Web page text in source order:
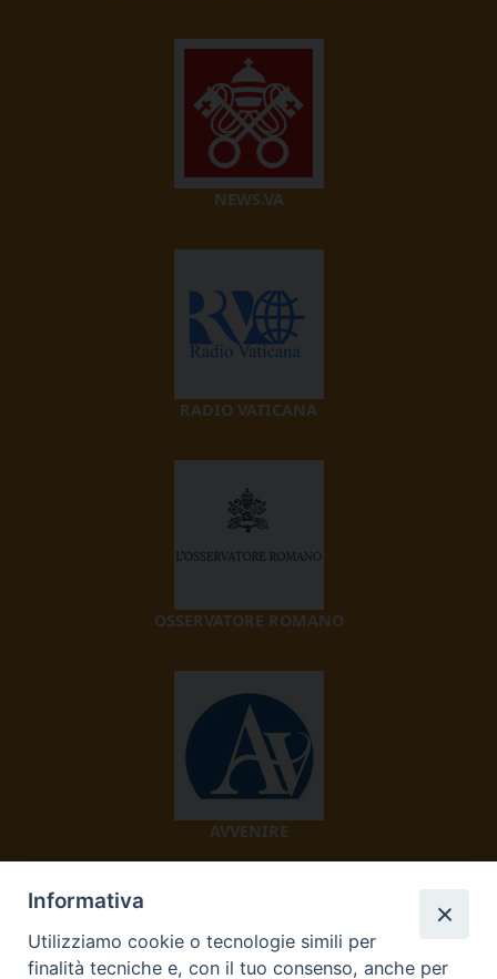
NEWS.VA
RADIO VATICANA
OSSERVATORE ROMANO
AVVENIRE
Informativa
Utilizziamo cookie o tecnologie simili per
finalità tecniche e, con il tuo consenso, anche per